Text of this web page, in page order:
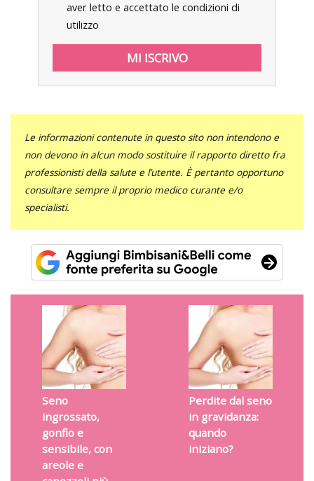
aver letto e accettato le condizioni di
utilizzo
Le informazioni contenute in questo sito non intendono e
non devono in alcun modo sostituire il rapporto diretto fra
professionisti della salute e l’utente. È pertanto opportuno
consultare sempre il proprio medico curante e/o
specialisti.
Seno
ingrossato,
gonfio e
sensibile, con
areole e
Perdite dal seno
in gravidanza:
quando
iniziano?